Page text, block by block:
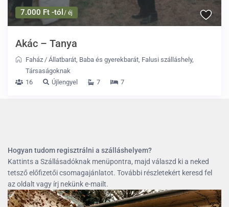
7.000 Ft -tól / éj
Akác – Tanya
Faház /Állatbarát, Baba és gyerekbarát, Falusi szálláshely,
Társaságoknak
16
Újlengyel 7 7
Hogyan tudom regisztrálni a szálláshelyem?
Kattints a Szállásadóknak menüpontra, majd válaszd ki a neked
tetsző előfizetői csomagajánlatot. További részletekért keresd fel
az oldalt vagy írj nekünk e-mailt.